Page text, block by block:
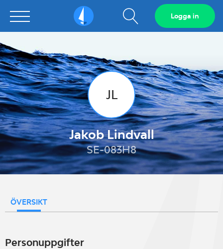
Sailarena Visa
sökfält
Logga in
JL
Jakob Lindvall
SE-083H8
ÖVERSIKT
Personuppgifter